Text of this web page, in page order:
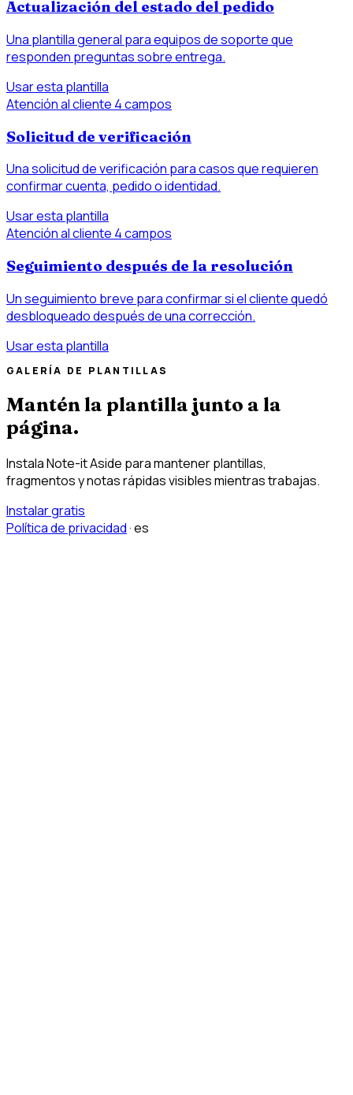
Actualización del estado del pedido
Una plantilla general para equipos de soporte que
responden preguntas sobre entrega.
Usar esta plantilla
Atención al cliente 4 campos
Solicitud de verificación
Una solicitud de verificación para casos que requieren
confirmar cuenta, pedido o identidad.
Usar esta plantilla
Atención al cliente 4 campos
Seguimiento después de la resolución
Un seguimiento breve para confirmar si el cliente quedó
desbloqueado después de una corrección.
Usar esta plantilla
GALERÍA DE PLANTILLAS
Mantén la plantilla junto a la
página.
Instala Note-it Aside para mantener plantillas,
fragmentos y notas rápidas visibles mientras trabajas.
Instalar gratis
Política de privacidad·es